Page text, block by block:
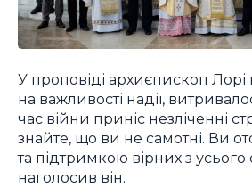
У проповіді архиєпископ Лорі
на важливості надії,
час війни приніс незліченні
знайте, що ви не самотні. Ви
та підтримкою вірних з усього
наголосив він.